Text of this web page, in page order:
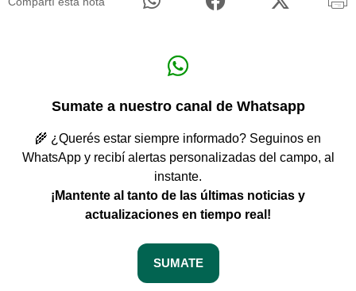
Sumate a nuestro canal de Whatsapp
🌾 ¿Querés estar siempre informado? Seguinos en
WhatsApp y recibí alertas personalizadas del campo, al
instante.
¡Mantente al tanto de las últimas noticias y
actualizaciones en tiempo real!
SUMATE